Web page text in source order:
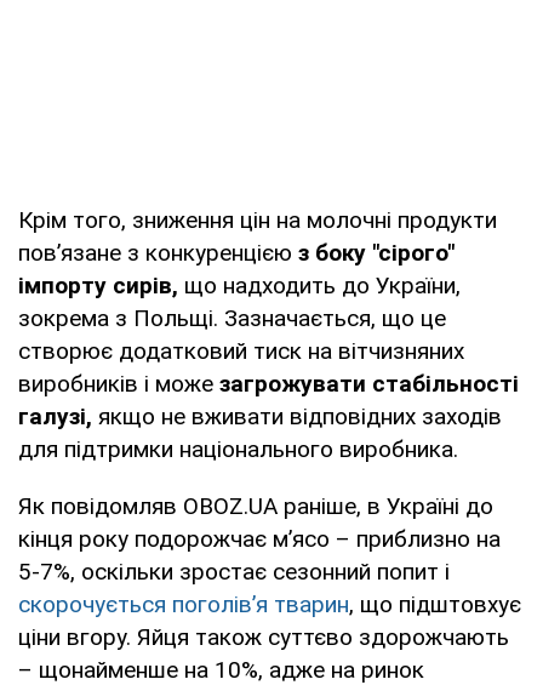
Крім того, зниження цін на молочні продукти
пов’язане з конкуренцією з боку "сірого"
імпорту сирів, що надходить до України,
зокрема з Польщі. Зазначається, що це
створює додатковий тиск на вітчизняних
виробників і може загрожувати стабільності
галузі, якщо не вживати відповідних заходів
для підтримки національного виробника.
Як повідомляв OBOZ.UA раніше, в Україні до
кінця року подорожчає м’ясо – приблизно на
5-7%, оскільки зростає сезонний попит і
скорочується поголів’я тварин, що підштовхує
ціни вгору. Яйця також суттєво здорожчають
– щонайменше на 10%, адже на ринок